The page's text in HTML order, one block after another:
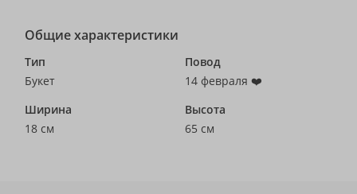
Общие характеристики
Тип
Букет
Повод
14 февраля ❤️
Ширина
18 см
Высота
65 см